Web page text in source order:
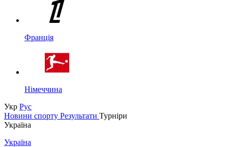
Франція
Німеччина
Укр Рус
Новини спорту Результати Турніри
Україна
Україна